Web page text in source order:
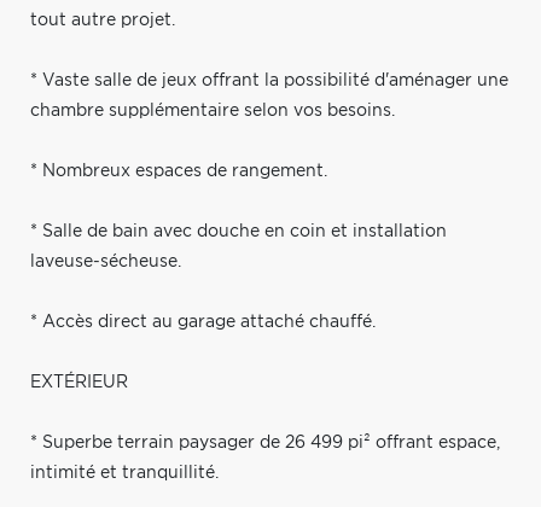
tout autre projet.
* Vaste salle de jeux offrant la possibilité d'aménager une
chambre supplémentaire selon vos besoins.
* Nombreux espaces de rangement.
* Salle de bain avec douche en coin et installation
laveuse-sécheuse.
* Accès direct au garage attaché chauffé.
EXTÉRIEUR
* Superbe terrain paysager de 26 499 pi² offrant espace,
intimité et tranquillité.